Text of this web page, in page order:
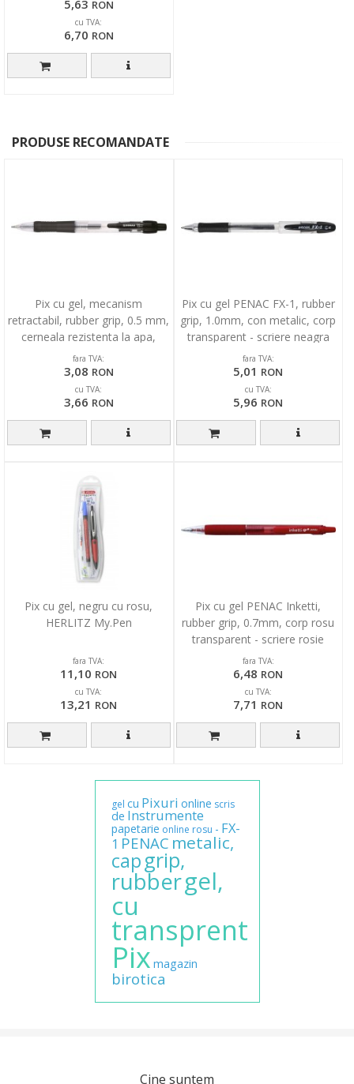
5,63 RON
cu TVA:
6,70 RON
PRODUSE RECOMANDATE
Pix cu gel, mecanism
retractabil, rubber grip, 0.5 mm,
cerneala rezistenta la apa,
DONAU - negru
fara TVA:
3,08 RON
cu TVA:
3,66 RON
Pix cu gel PENAC FX-1, rubber
grip, 1.0mm, con metalic, corp
transparent - scriere neagra
fara TVA:
5,01 RON
cu TVA:
5,96 RON
Pix cu gel, negru cu rosu,
HERLITZ My.Pen
fara TVA:
11,10 RON
cu TVA:
13,21 RON
Pix cu gel PENAC Inketti,
rubber grip, 0.7mm, corp rosu
transparent - scriere rosie
fara TVA:
6,48 RON
cu TVA:
7,71 RON
gel cu Pixuri online scris
de Instrumente
papetarie online rosu - FX-
1 PENAC metalic,
capgrip,
rubbergel,
cu
transprent
Pix magazin
birotica
Cine suntem